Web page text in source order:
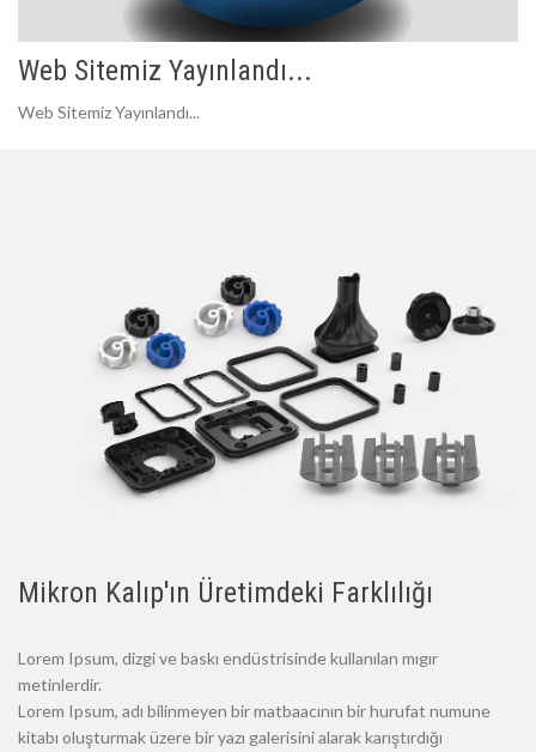
Web Sitemiz Yayınlandı...
Web Sitemiz Yayınlandı...
Mikron Kalıp'ın Üretimdeki Farklılığı
Lorem Ipsum, dizgi ve baskı endüstrisinde kullanılan mıgır
metinlerdir.
Lorem Ipsum, adı bilinmeyen bir matbaacının bir hurufat numune
kitabı oluşturmak üzere bir yazı galerisini alarak karıştırdığı